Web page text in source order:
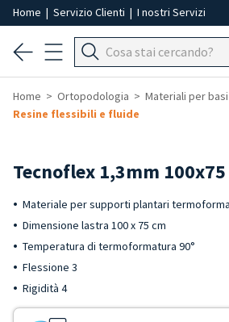
Home | Servizio Clienti | I nostri Servizi
Home Ortopodologia
Materiali per
Resine flessibili e fluide
Tecnoflex 1,3mm
Materiale per supporti plantari
Dimensione lastra 100 x 75 cm
Temperatura di termoformatura 90°
Flessione 3
Rigidità 4